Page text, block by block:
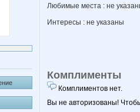
Любимые места : не
Интересы : не указаны
Комплименты
Комплиментов нет.
Вы не авторизованы!